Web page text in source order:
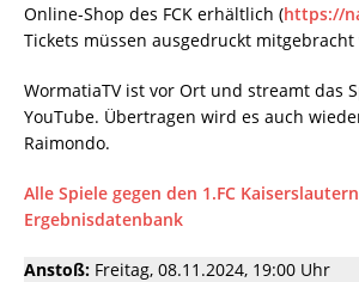
Online-Shop des FCK erhältlich (https://
Tickets müssen ausgedruckt
WormatiaTV ist vor Ort und streamt das
YouTube. Übertragen wird es auch
Raimondo.
Alle Spiele gegen den 1.FC
Ergebnisdatenbank
Anstoß: Freitag, 08.11.2024, 19:00 Uhr